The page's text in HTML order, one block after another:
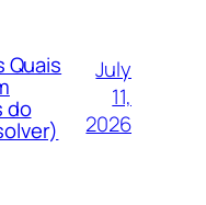
Quais
do
July
11,
2026